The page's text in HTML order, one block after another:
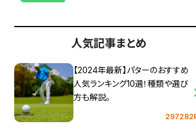
人気記事まとめ
【2024年最新】パターのおすすめ
人気ランキング10選！種類や選び
方も解説。